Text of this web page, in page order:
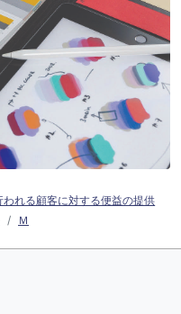
れる顧客に対する便益の提供
Ｍ